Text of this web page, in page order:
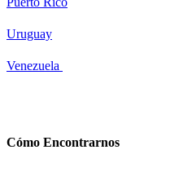
Uruguay
Venezuela
Cómo Encontrarnos